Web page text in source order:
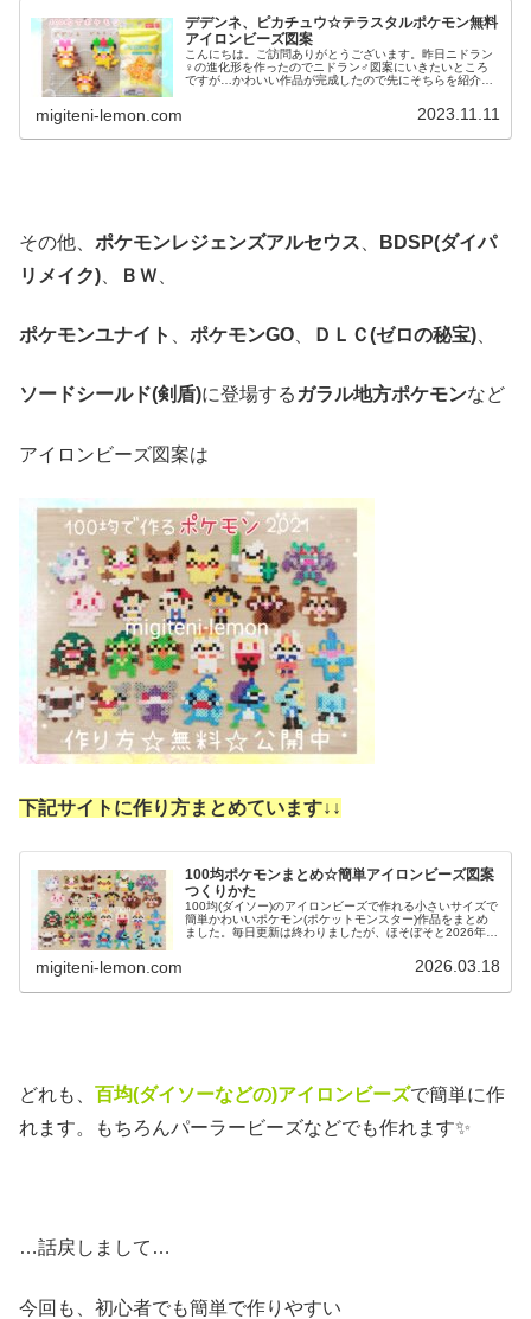
デデンネ、ピカチュウ☆テラスタルポケモン無料
アイロンビーズ図案
こんにちは。ご訪問ありがとうございます。昨日ニドラン
♀の進化形を作ったのでニドラン♂図案にいきたいところ
ですが…かわいい作品が完成したので先にそちらを紹介し
migiteni-lemon.com 2023.11.11
その他、 ポケモンレジェンズアルセウス
BDSP(ダイパ
リメイク)
ＢＷ
ポケモンユナイト ポケモンGO ＤＬＣ(ゼロの秘宝)
ソードシールド(剣盾)に登場するガラル地方ポケモンなど
アイロンビーズ図案は
下記サイトに作り方まとめています↓ ↓
100均ポケモンまとめ☆簡単アイロンビーズ図案
つくりかた
100均(ダイソー)のアイロンビーズで作れる小さいサイズで
簡単かわいいポケモン(ポケットモンスター)作品をまとめ
ました。毎日更新は終わりましたが、ほそぼそと2026年も
migiteni-lemon.com 2026.03.18
どれも、 百均(ダイソーなどの)アイロンビーズで簡単に作
れます。もちろんパーラービーズなどでも作れます✨
…話戻しまして…
今回も、初心者でも簡単で作りやすい